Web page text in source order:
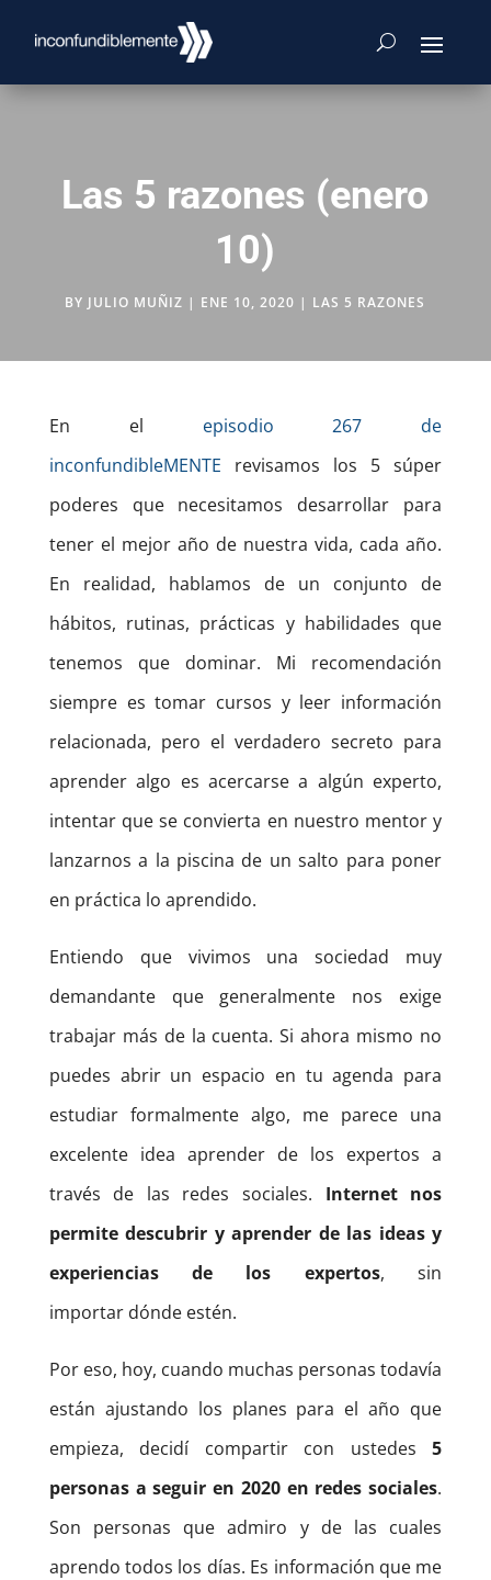
Las 5 razones (enero
10)
BY JULIO MUÑIZ | ENE 10, 2020 | LAS 5 RAZONES
En el episodio 267 de
inconfundibleMENTE revisamos los 5 súper
poderes que necesitamos desarrollar para
tener el mejor año de nuestra vida, cada año.
En realidad, hablamos de un conjunto de
hábitos, rutinas, prácticas y habilidades que
tenemos que dominar. Mi recomendación
siempre es tomar cursos y leer información
relacionada, pero el verdadero secreto para
aprender algo es acercarse a algún experto,
intentar que se convierta en nuestro mentor y
lanzarnos a la piscina de un salto para poner
en práctica lo aprendido.
Entiendo que vivimos una sociedad muy
demandante que generalmente nos exige
trabajar más de la cuenta. Si ahora mismo no
puedes abrir un espacio en tu agenda para
estudiar formalmente algo, me parece una
excelente idea aprender de los expertos a
través de las redes sociales. Internet nos
permite descubrir y aprender de las ideas y
experiencias de los expertos, sin
importar dónde estén.
Por eso, hoy, cuando muchas personas todavía
están ajustando los planes para el año que
empieza, decidí compartir con ustedes5
personas a seguir en 2020 en redes sociales.
Son personas que admiro y de las cuales
aprendo todos los días. Es información que me